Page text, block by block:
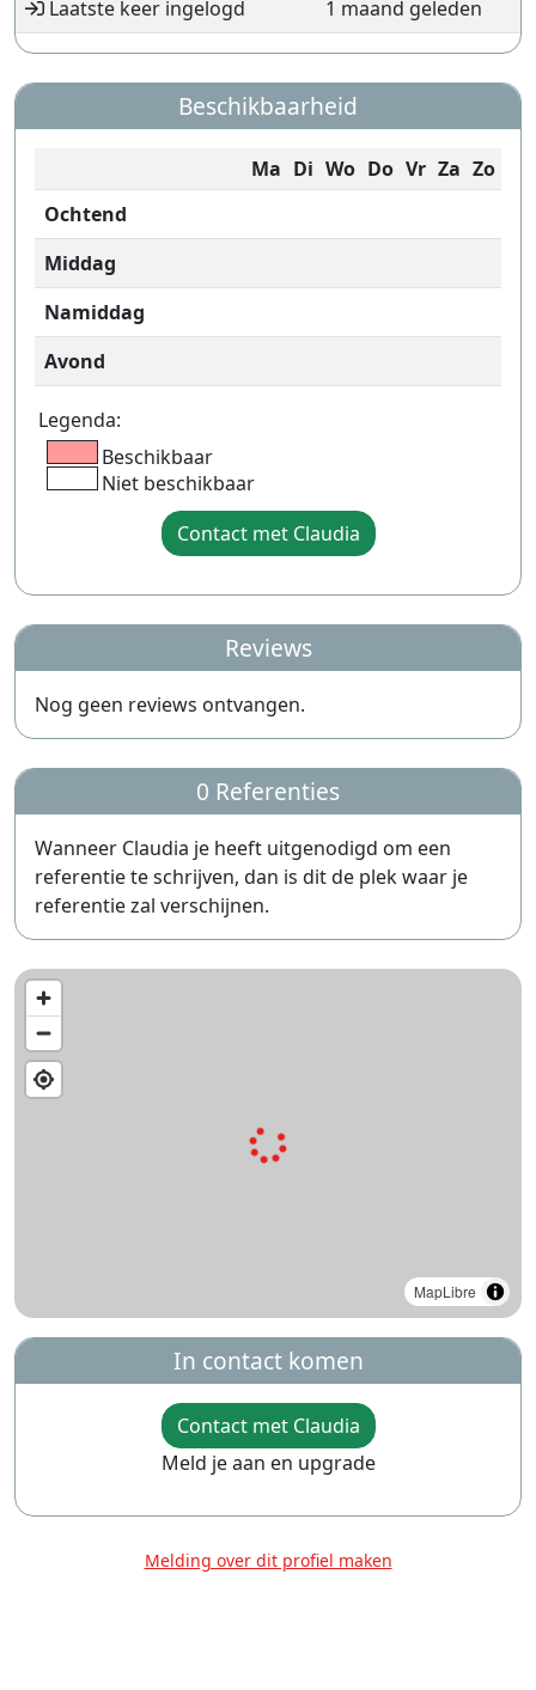
Laatste keer ingelogd
1 maand geleden
Beschikbaarheid
Ma Di Wo Do Vr Za Zo
Ochtend
Middag
Namiddag
Avond
Legenda:
Beschikbaar
Niet beschikbaar
Contact met Claudia
Reviews
Nog geen reviews ontvangen.
0 Referenties
Wanneer Claudia je heeft uitgenodigd om een
referentie te schrijven, dan is dit de plek waar je
referentie zal verschijnen.
MapLibre
In contact komen
Contact met Claudia
Meld je aan en upgrade
Melding over dit profiel maken